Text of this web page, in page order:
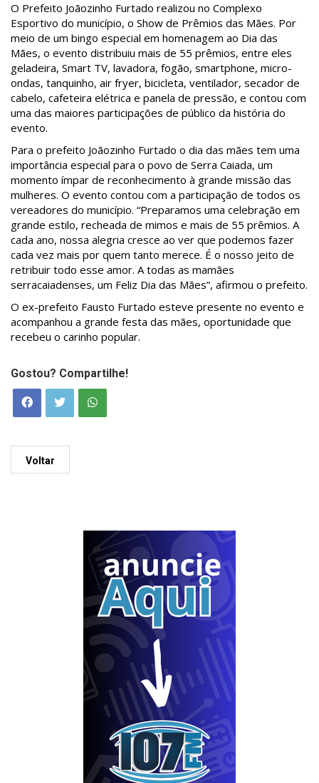
O Prefeito Joãozinho Furtado realizou no Complexo
Esportivo do município, o Show de Prêmios das Mães. Por
meio de um bingo especial em homenagem ao Dia das
Mães, o evento distribuiu mais de 55 prêmios, entre eles
geladeira, Smart TV, lavadora, fogão, smartphone, micro-
ondas, tanquinho, air fryer, bicicleta, ventilador, secador de
cabelo, cafeteira elétrica e panela de pressão, e contou com
uma das maiores participações de público da história do
evento.
Para o prefeito Joãozinho Furtado o dia das mães tem uma
importância especial para o povo de Serra Caiada, um
momento ímpar de reconhecimento à grande missão das
mulheres. O evento contou com a participação de todos os
vereadores do município. “Preparamos uma celebração em
grande estilo, recheada de mimos e mais de 55 prêmios. A
cada ano, nossa alegria cresce ao ver que podemos fazer
cada vez mais por quem tanto merece. É o nosso jeito de
retribuir todo esse amor. A todas as mamães
serracaiadenses, um Feliz Dia das Mães”, afirmou o prefeito.
O ex-prefeito Fausto Furtado esteve presente no evento e
acompanhou a grande festa das mães, oportunidade que
recebeu o carinho popular.
Gostou? Compartilhe!
Voltar